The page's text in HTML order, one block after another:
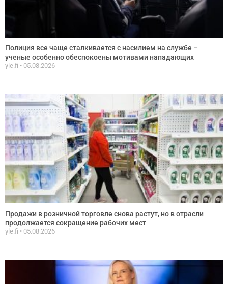
Полиция все чаще сталкивается с насилием на службе –
ученые особенно обеспокоены мотивами нападающих
yle.fi 05.08.2026
Продажи в розничной торговле снова растут, но в отрасли
продолжается сокращение рабочих мест
yle.fi 05.08.2026